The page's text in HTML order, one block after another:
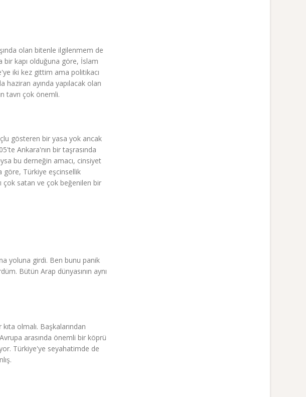
olan bitenle ilgilenmem de
bir kapı olduğuna göre, İslam
iki kez gittim ama politikacı
haziran ayında yapılacak olan
tavrı çok önemli.
gösteren bir yasa yok ancak
Ankara'nın bir taşrasında
bu derneğin amacı, cinsiyet
göre, Türkiye eşcinsellik
çok satan ve çok beğenilen bir
yoluna girdi. Ben bunu panik
Bütün Arap dünyasının aynı
olmalı. Başkalarından
arasında önemli bir köprü
Türkiye'ye seyahatimde de